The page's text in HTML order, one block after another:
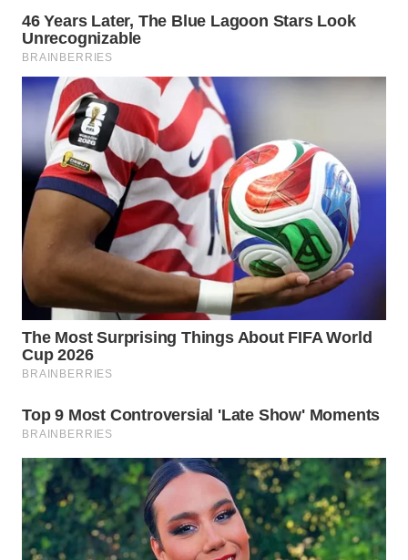
WN
BEKASI
WN
BOGOR
WN
DEPOK
UTARA
WN
SAMOSIR
PADANG
LAWAS
WN
SUMEDANG
WN